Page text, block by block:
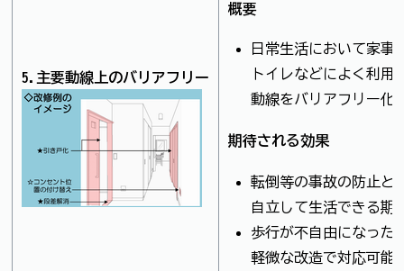
5.主要動線上のバリアフリー
概要
日常生活において家事
トイレなどによく利用
動線をバリアフリー化
期待される効果
転倒等の事故の防止と
自立して生活できる期
歩行が不自由になった
軽微な改造で対応可能